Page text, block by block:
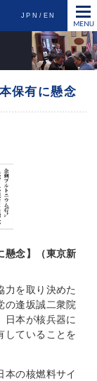
JPN EN
保有に懸念
懸念】（東京新
力を取り決めた
の逢坂誠二衆院
日本が核兵器に
していることを
本の核燃料サイ